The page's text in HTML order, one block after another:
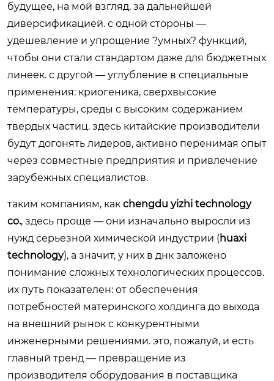
будущее, на мой взгляд, за дальнейшей
диверсификацией. с одной стороны —
удешевление и упрощение ?умных? функций,
чтобы они стали стандартом даже для бюджетных
линеек. с другой — углубление в специальные
применения: криогеника, сверхвысокие
температуры, среды с высоким содержанием
твердых частиц. здесь китайские производители
будут догонять лидеров, активно перенимая опыт
через совместные предприятия и привлечение
зарубежных специалистов.
таким компаниям, как chengdu yizhi technology
co., здесь проще — они изначально выросли из
нужд серьезной химической индустрии (huaxi
technology), а значит, у них в днк заложено
понимание сложных технологических процессов.
их путь показателен: от обеспечения
потребностей материнского холдинга до выхода
на внешний рынок с конкурентными
инженерными решениями. это, пожалуй, и есть
главный тренд — превращение из
производителя оборудования в поставщика